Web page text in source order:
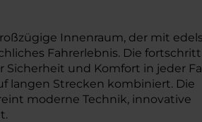
Innenraum, der mit
Fahrerlebnis. Die
Sicherheit und Komfort in jeder
langen Strecken kombiniert. Die
moderne Technik, innovative